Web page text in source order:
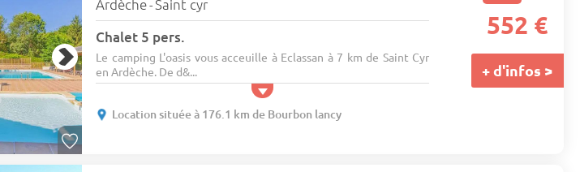
Ardèche-Saint cyr
Chalet 5 pers.
Le camping L'oasis vous acceuille à Eclassan à 7 km de Saint Cyr
en Ardèche. De d&...
Location située à 176.1 km de Bourbon lancy
552 €
+ d'infos >